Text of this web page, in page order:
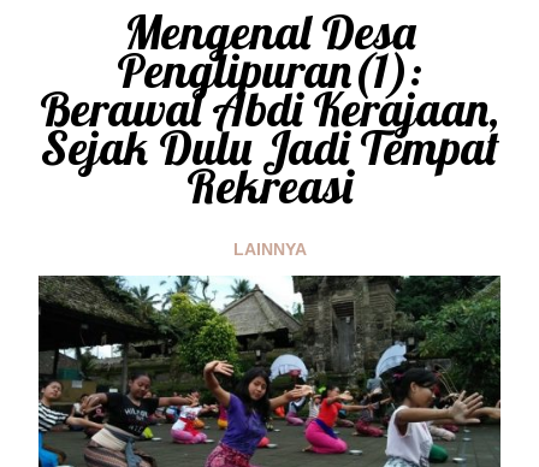
Mengenal Desa
Penglipuran(1):
Berawal Abdi Kerajaan,
Sejak Dulu Jadi Tempat
Rekreasi
LAINNYA